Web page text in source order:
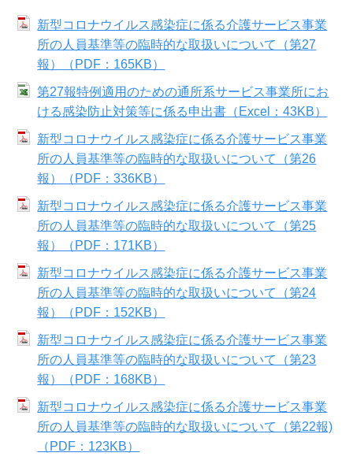
新型コロナウイルス感染症に係る介護サービス事業
所の人員基準等の臨時的な取扱いについて（第27
報）（PDF：165KB）
第27報特例適用のための通所系サービス事業所にお
ける感染防止対策等に係る申出書（Excel：43KB）
新型コロナウイルス感染症に係る介護サービス事業
所の人員基準等の臨時的な取扱いについて（第26
報）（PDF：336KB）
新型コロナウイルス感染症に係る介護サービス事業
所の人員基準等の臨時的な取扱いについて（第25
報）（PDF：171KB）
新型コロナウイルス感染症に係る介護サービス事業
所の人員基準等の臨時的な取扱いについて（第24
報）（PDF：152KB）
新型コロナウイルス感染症に係る介護サービス事業
所の人員基準等の臨時的な取扱いについて（第23
報）（PDF：168KB）
新型コロナウイルス感染症に係る介護サービス事業
所の人員基準等の臨時的な取扱いについて（第22報)
（PDF：123KB）